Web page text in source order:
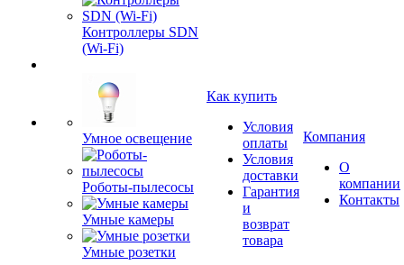
Контроллеры SDN
(Wi-Fi)
Умное освещение
Роботы-пылесосы
Умные камеры
Умные розетки
Как купить
Условия
оплаты
Условия
доставки
Гарантия
и
возврат
товара
Компания
О
компании
Контакты